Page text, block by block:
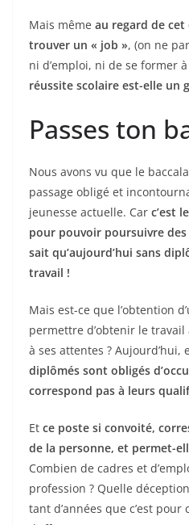
Mais même au regard de cet
trouver un « job », (on ne
ni d’emploi, ni de se former
réussite scolaire est-elle un
Passes ton
Nous avons vu que le
passage obligé et
jeunesse actuelle. Car c’est
pour pouvoir poursuivre
sait qu’aujourd’hui sans
travail !
Mais est-ce que l’obtention
permettre d’obtenir le
à ses attentes ? Aujourd’hui,
diplômés sont obligés
correspond pas à leurs
Et ce poste si convoité,
de la personne, et permet-
Combien de cadres et
profession ? Quelle
tant d’années que c’est